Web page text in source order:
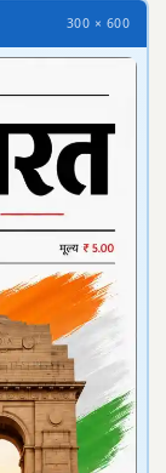
300 × 600